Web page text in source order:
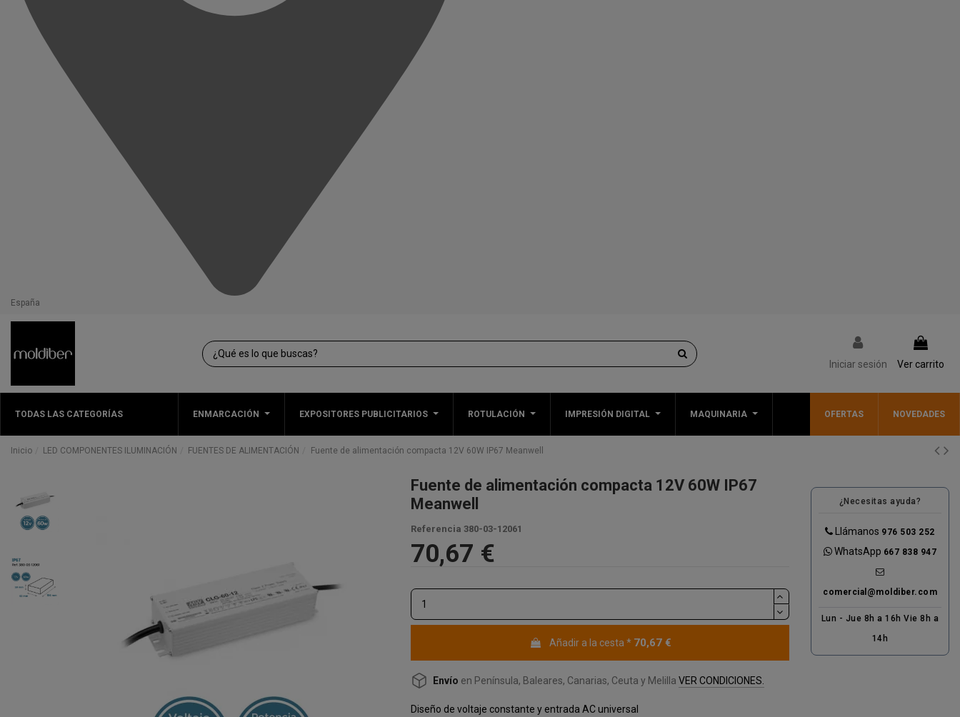
España
Iniciar sesión Ver carrito
TODAS LAS CATEGORÍAS ENMARCACIÓN EXPOSITORES PUBLICITARIOS ROTULACIÓN IMPRESIÓN DIGITAL MAQUINARIA OFERTAS NOVEDADES
Inicio LED COMPONENTES ILUMINACIÓN FUENTES DE ALIMENTACIÓN Fuente de alimentación compacta 12V 60W IP67 Meanwell
Fuente de alimentación compacta 12V 60W IP67
Meanwell
Referencia 380-03-12061
70,67 €
Añadir a la cesta * 70,67 €
Envío en Península, Baleares, Canarias, Ceuta y Melilla VER CONDICIONES.
Diseño de voltaje constante y entrada AC universal
¿Necesitas ayuda?
Llámanos 976 503 252
WhatsApp 667 838 947
comercial@moldiber.com
Lun - Jue 8h a 16h Vie 8h a
14h